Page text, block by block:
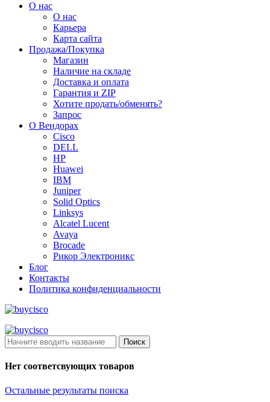
О нас
О нас
Карьера
Карта сайта
Продажа/Покупка
Магазин
Наличие на складе
Доставка и оплата
Гарантия и ZIP
Хотите продать/обменять?
Запрос
О Вендорах
Cisco
DELL
HP
Huawei
IBM
Juniper
Solid Optics
Linksys
Alcatel Lucent
Avaya
Brocade
Рикор Электроникс
Блог
Контакты
Политика конфиденциальности
Поиск
Нет соответсвующих товаров
Остальные результаты поиска